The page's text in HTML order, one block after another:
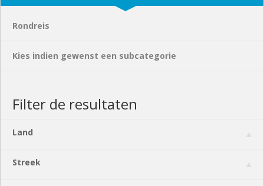
Rondreis
Kies indien gewenst een subcategorie
Filter de resultaten
Land
Streek